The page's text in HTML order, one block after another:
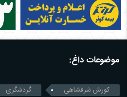
موضوعات داغ:
کورش شرفشاهی گردشگری